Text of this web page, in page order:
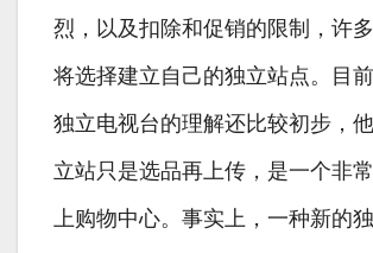
烈，以及扣除和促销的限制，许
将选择建立自己的独立站点。目
独立电视台的理解还比较初步，
立站只是选品再上传，是一个非
上购物中心。事实上，一种新的